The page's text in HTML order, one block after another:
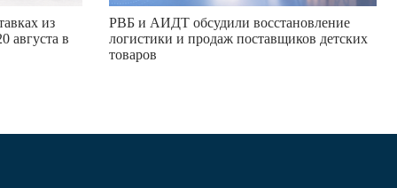
из
августа в
РВБ и АИДТ обсудили восстановление
логистики и продаж поставщиков детских
товаров